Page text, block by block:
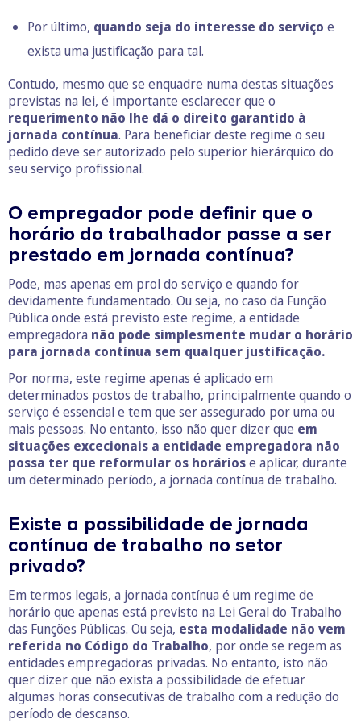
Por último, quando seja do interesse do serviço e
exista uma justificação para tal.
Contudo, mesmo que se enquadre numa destas situações
previstas na lei, é importante esclarecer que o
requerimento não lhe dá o direito garantido à
jornada contínua. Para beneficiar deste regime o seu
pedido deve ser autorizado pelo superior hierárquico do
seu serviço profissional.
O empregador pode definir que o
horário do trabalhador passe a ser
prestado em jornada contínua?
Pode, mas apenas em prol do serviço e quando for
devidamente fundamentado. Ou seja, no caso da Função
Pública onde está previsto este regime, a entidade
empregadora não pode simplesmente mudar o horário
para jornada contínua sem qualquer justificação.
Por norma, este regime apenas é aplicado em
determinados postos de trabalho, principalmente quando o
serviço é essencial e tem que ser assegurado por uma ou
mais pessoas. No entanto, isso não quer dizer que em
situações excecionais a entidade empregadora não
possa ter que reformular os horáriose aplicar, durante
um determinado período, a jornada contínua de trabalho.
Existe a possibilidade de jornada
contínua de trabalho no setor
privado?
Em termos legais, a jornada contínua é um regime de
horário que apenas está previsto na Lei Geral do Trabalho
das Funções Públicas. Ou seja, esta modalidade não vem
referida no Código do Trabalho, por onde se regem as
entidades empregadoras privadas. No entanto, isto não
quer dizer que não exista a possibilidade de efetuar
algumas horas consecutivas de trabalho com a redução do
período de descanso.